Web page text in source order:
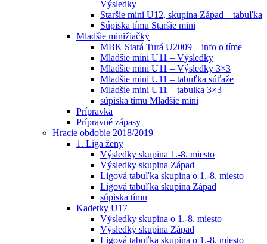
Výsledky
Staršie mini U12, skupina Západ – tabuľka
Súpiska tímu Staršie mini
Mladšie minižiačky
MBK Stará Turá U2009 – info o tíme
Mladšie mini U11 – Výsledky
Mladšie mini U11 – Výsledky 3×3
Mladšie mini U11 – tabuľka súťaže
Mladšie mini U11 – tabulka 3×3
súpiska tímu Mladšie mini
Prípravka
Prípravné zápasy
Hracie obdobie 2018/2019
1. Liga ženy
Výsledky skupina 1.-8. miesto
Výsledky skupina Západ
Ligová tabuľka skupina o 1.-8. miesto
Ligová tabuľka skupina Západ
súpiska tímu
Kadetky U17
Výsledky skupina o 1.-8. miesto
Výsledky skupina Západ
Ligová tabuľka skupina o 1.-8. miesto